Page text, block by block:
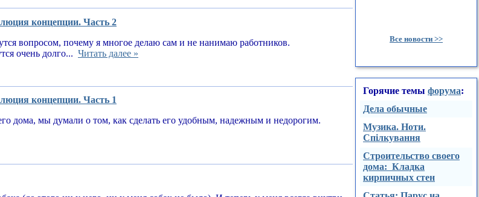
концепции. Часть 2
вопросом, почему я многое делаю сам и не нанимаю работников.
очень долго... Читать далее »
концепции. Часть 1
дома, мы думали о том, как сделать его удобным, надежным и недорогим.
Все новости >>
Горячие темы форума:
Дела обычные
Музика. Ноти.
Спілкування
Строительство своего
дома: Кладка
кирпичных стен